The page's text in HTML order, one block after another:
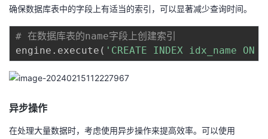
确保数据库表中的字段上有适当的索引，可以显著减少查询时间。
# 在数据库表的name字段上创建索引
engine . execute ( 'CREATE INDEX idx_name
异步操作
在处理大量数据时，考虑使用异步操作来提高效率。可以使用